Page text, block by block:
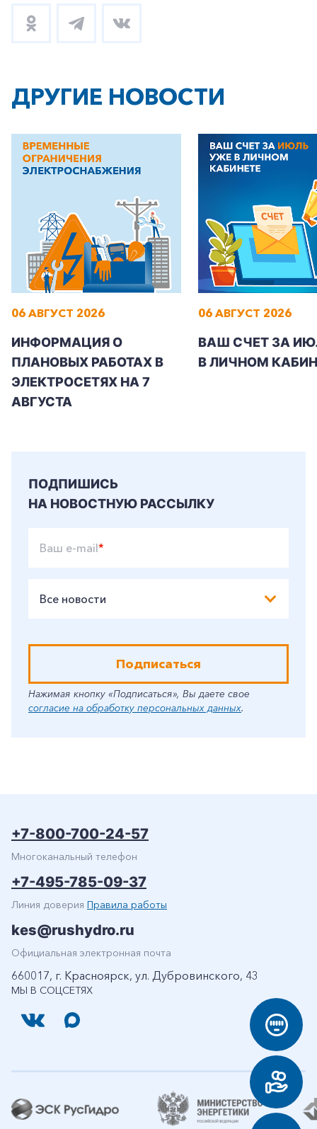
+7-800-700-24-57
Заказать обратный звонок
Частным клиентам
ДРУГИЕ НОВОСТИ
06 АВГУСТ 2026
ИНФОРМАЦИЯ О
ПЛАНОВЫХ РАБОТАХ В
ЭЛЕКТРОСЕТЯХ НА 7
АВГУСТА
06 АВГУСТ 2026
ВАШ СЧЕТ ЗА
В ЛИЧНОМ
ПОДПИШИСЬ
НА НОВОСТНУЮ РАССЫЛКУ
Ваш e-mail*
Все новости
Подписаться
Нажимая кнопку «Подписаться», Вы даете свое
согласие на обработку персональных данных.
МЫ В СОЦСЕТЯХ
+7-800-700-24-57
Многоканальный телефон
+7-495-785-09-37
Линия доверия Правила работы
kes@rushydro.ru
Официальная электронная почта
660017, г. Красноярск, ул. Дубровинского, 43